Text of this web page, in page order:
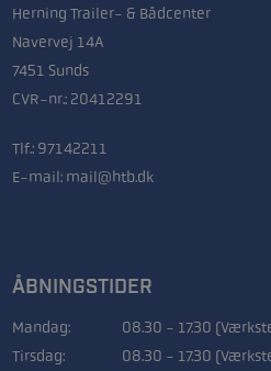
Herning Trailer- & Bådcenter
Navervej 14A
7451 Sunds
CVR-nr.: 20412291
Tlf.: 97142211
E-mail: mail@htb.dk
ÅBNINGSTIDER
Mandag:
08.30 - 17.30
Tirsdag:
08.30 - 17.30